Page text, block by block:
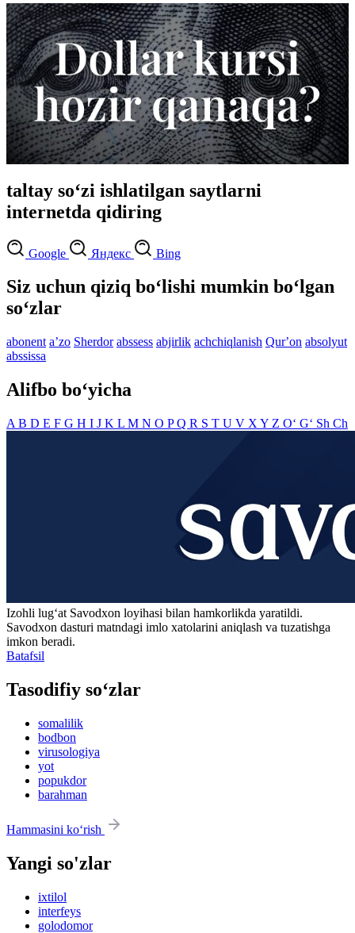
taltay so‘zi ishlatilgan saytlarni
internetda qidiring
Google Яндекс Bing
Siz uchun qiziq bo‘lishi mumkin bo‘lgan
so‘zlar
abonent aʼzo Sherdor abssess abjirlik achchiqlanish Qurʼon absolyut
abssissa
Alifbo bo‘yicha
A B D E F G H I J K L M N O PQ R S T U V X Y Z O‘ G‘ Sh Ch
Izohli lugʻat Savodxon loyihasi bilan hamkorlikda yaratildi.
Savodxon dasturi matndagi imlo xatolarini aniqlash va tuzatishga
imkon beradi.
Batafsil
Tasodifiy so‘zlar
somalilik
bodbon
virusologiya
yot
popukdor
barahman
Hammasini ko‘rish
Yangi so'zlar
ixtilol
interfeys
golodomor